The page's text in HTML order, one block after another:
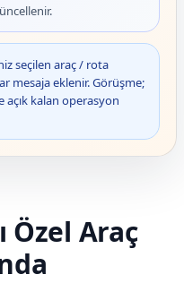
seçilen araç / rota
mesaja eklenir. Görüşme;
kalan operasyon
Özel Araç